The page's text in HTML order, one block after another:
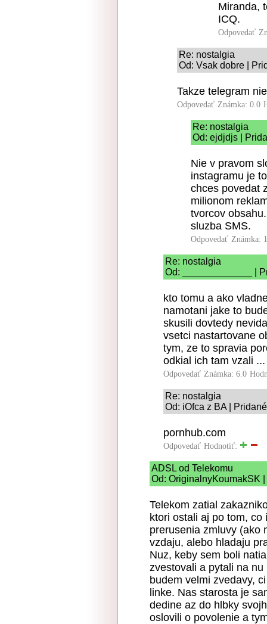
Miranda,
ICQ.
Odpovedať
Re: nostalgia
Od: Vsak dobre |
Takze telegram
Odpovedať Známka: 0.0
Re: nostalgia
Od: ejdjdjs |
Nie v pravom
instagramu je
chces povedat
milionom
tvorcov
sluzba SMS.
Odpovedať Známka:
Re: nostalgia
Od: _____________ |
kto tomu a ako
namotani jake to
skusili dovtedy
vsetci nastartovane
tym, ze to spravia
odkial ich tam vzali
Odpovedať Známka: 6.0
Re: nostalgia
Od: iOfca z BA |
pornhub.com
Odpovedať Hodnotiť:
ADSL od Telekomu
Od: OriginalnyKoumakSK
Telekom zatial
ktori ostali aj po tom,
prerusenia zmluvy (ako
vzdaju, alebo hladaju
Nuz, keby sem boli
zvestovali a pytali na
budem velmi zvedavy,
linke. Nas starosta je
dedine az do hlbky
oslovili o povolenie a